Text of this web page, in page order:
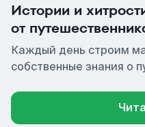
Истории и
от
Каждый день строим
собственные знания о